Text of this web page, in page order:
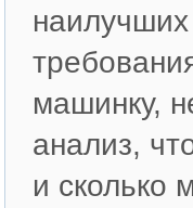
машинку,
анализ,
и сколько